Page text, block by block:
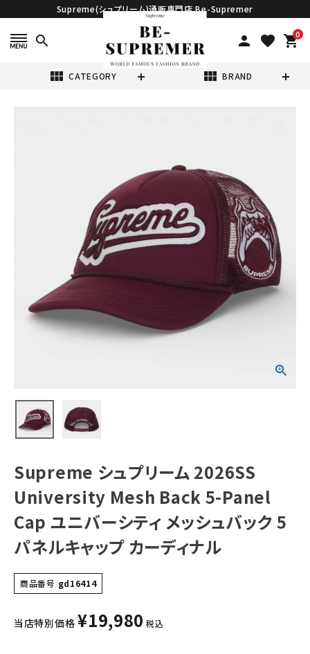
Supreme(シュプリーム)通販専門店 Be-Supremer
search person favorite 0
shopping_cart
view_module CATEGORY view_module BRAND
リーム 2026SS
University
Mesh Back 5-
Panel Cap ユニ
バーシティ メッシ
ュバック 5パネル
(税込)
NEW ITEMS
Tシャツ・ロングスリーブ
パーカー・トレーナー
キャップ・ハット
ニット帽・ビーニー
バックパック・リュック
その他バッグ類
スニーカー・ブーツ
パンツ・ショーツ
Supreme シュプリーム 2026SS
University Mesh Back 5-Panel
Cap ユニバーシティ メッシュバック 5
パネルキャップ カーディナル
商品番号 gd16414
当店特別価格 ¥19,980 税込